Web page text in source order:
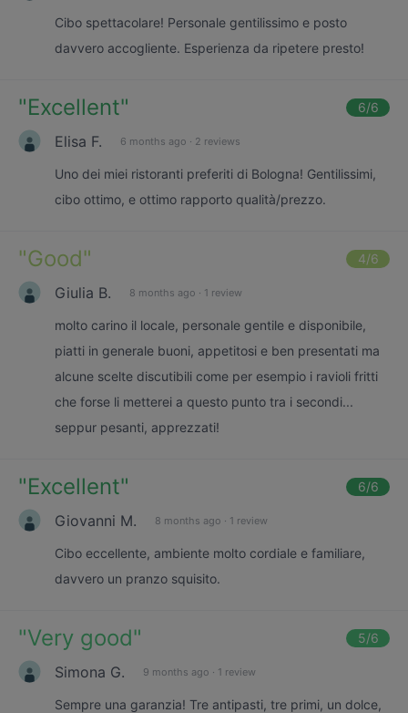
Cibo spettacolare! Personale gentilissimo e posto
davvero accogliente. Esperienza da ripetere presto!
"Excellent" 6/6
Elisa F. 6 months ago · 2 reviews
Uno dei miei ristoranti preferiti di Bologna! Gentilissimi,
cibo ottimo, e ottimo rapporto qualità/prezzo.
"Good" 4/6
Giulia B. 8 months ago · 1 review
molto carino il locale, personale gentile e disponibile,
piatti in generale buoni, appetitosi e ben presentati ma
alcune scelte discutibili come per esempio i ravioli fritti
che forse li metterei a questo punto tra i secondi...
seppur pesanti, apprezzati!
"Excellent" 6/6
Giovanni M. 8 months ago · 1 review
Cibo eccellente, ambiente molto cordiale e familiare,
davvero un pranzo squisito.
"Very good" 5/6
Simona G. 9 months ago · 1 review
Sempre una garanzia! Tre antipasti, tre primi, un dolce,